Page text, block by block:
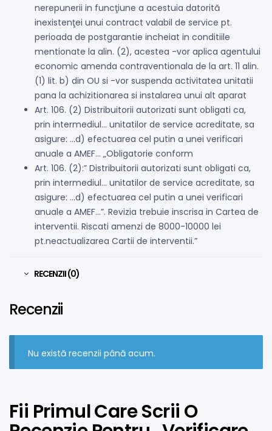
nerepunerii in funcţiune a acestuia datorită
inexistenţei unui contract valabil de service pt.
perioada de postgarantie incheiat in conditiile
mentionate la alin. (2), acestea -vor aplica agentului
economic amenda contraventionala de la art. 11 alin.
(1) lit. b) din OU si -vor suspenda activitatea unitatii
pana la achizitionarea si instalarea unui alt aparat
Art. 106. (2) Distribuitorii autorizati sunt obligati ca,
prin intermediul… unitatilor de service acreditate, sa
asigure: …d) efectuarea cel putin a unei verificari
anuale a AMEF… „Obligatorie conform
Art. 106. (2):” Distribuitorii autorizati sunt obligati ca,
prin intermediul… unitatilor de service acreditate, sa
asigure: …d) efectuarea cel putin a unei verificari
anuale a AMEF…”. Revizia trebuie inscrisa in Cartea de
interventii. Riscati amenzi de 8000-10000 lei
pt.neactualizarea Cartii de interventii.”
RECENZII (0)
Recenzii
Nu există recenzii până acum.
Fii Primul Care Scrii O